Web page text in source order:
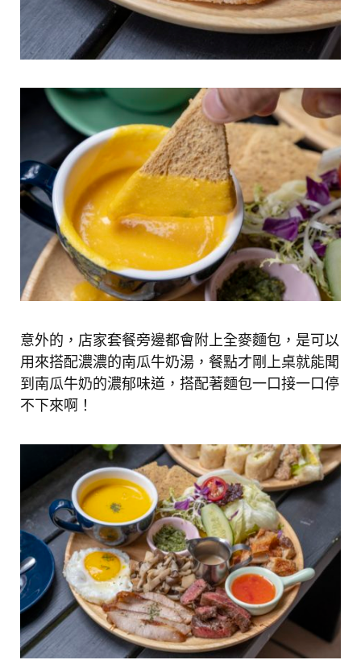
意外的，店家套餐旁邊都會附上全麥麵包，是可以
用來搭配濃濃的南瓜牛奶湯，餐點才剛上桌就能聞
到南瓜牛奶的濃郁味道，搭配著麵包一口接一口停
不下來啊！